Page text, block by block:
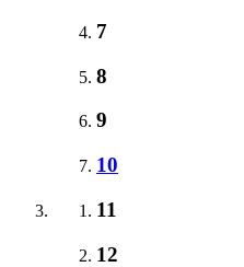
7
8
9
10
11
12